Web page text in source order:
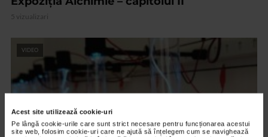
Acest site utilizează cookie-uri
Pe lângă cookie-urile care sunt strict necesare pentru funcționarea acestui
site web, folosim cookie-uri care ne ajută să înțelegem cum se navighează
5 vizualizari
VIDEO